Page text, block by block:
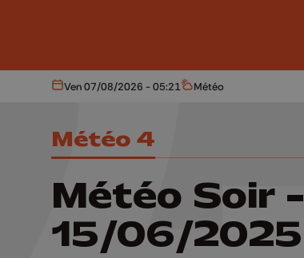
Aujourd'hui
Ven 07/08/2026 - 05:21 Météo
Météo
Météo 4
Météo Soir -
15/06/2025